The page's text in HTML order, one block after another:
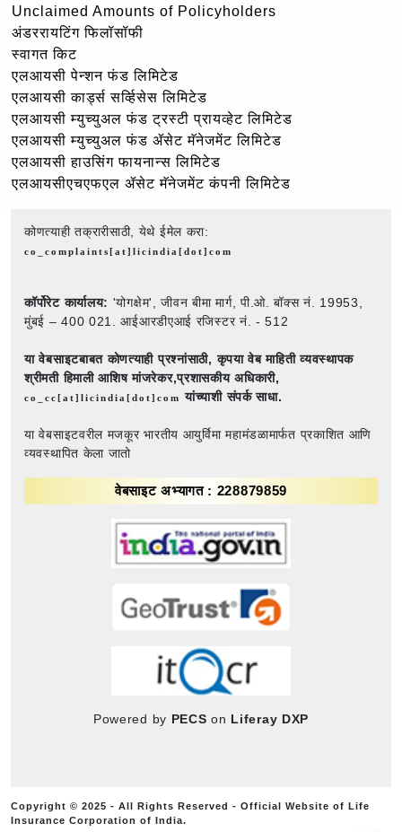
Unclaimed Amounts of Policyholders
अंडररायटिंग फिलॉसॉफी
स्वागत किट
एलआयसी पेन्शन फंड लिमिटेड
एलआयसी कार्ड्स सर्व्हिसेस लिमिटेड
एलआयसी म्युच्युअल फंड ट्रस्टी प्रायव्हेट लिमिटेड
एलआयसी म्युच्युअल फंड ॲसेट मॅनेजमेंट लिमिटेड
एलआयसी हाउसिंग फायनान्स लिमिटेड
एलआयसीएचएफएल ॲसेट मॅनेजमेंट कंपनी लिमिटेड
कोणत्याही तक्रारीसाठी, येथे ईमेल करा:
co_complaints[at]licindia[dot]com
कॉर्पोरेट कार्यालय: 'योगक्षेम', जीवन बीमा मार्ग, पी.ओ. बॉक्स नं. 19953,
मुंबई – 400 021. आईआरडीएआई रजिस्टर नं. - 512
या वेबसाइटबाबत कोणत्याही प्रश्नांसाठी, कृपया वेब माहिती व्यवस्थापक
श्रीमती हिमाली आशिष मांजरेकर,प्रशासकीय अधिकारी,
co_cc[at]licindia[dot]comयांच्याशी संपर्क साधा.
या वेबसाइटवरील मजकूर भारतीय आयुर्विमा महामंडळामार्फत प्रकाशित आणि
व्यवस्थापित केला जातो
वेबसाइट अभ्यागत : 228879859
Powered by PECS on Liferay DXP
Copyright © 2025 - All Rights Reserved - Official Website of Life
Insurance Corporation of India.